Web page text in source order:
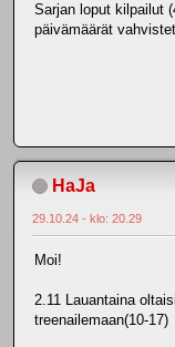
Sarjan loput kilpailut
päivämäärät
HaJa
29.10.24 - klo: 20.29
Moi!
2.11 Lauantaina
treenailemaan(10-17)